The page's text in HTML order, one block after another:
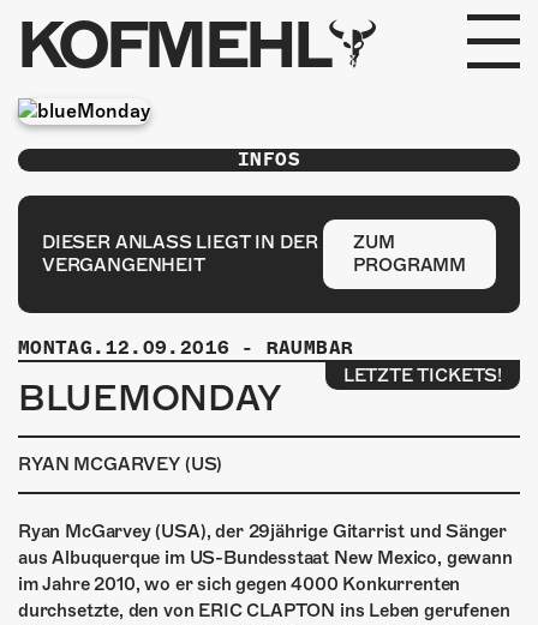
KOFMEHL
PROGRAMM
FABRIKGEFLÜSTER
GALERIE
FOTOGALERIE
PHOTOMAT
INFOS
KONTAKT
ÜBER UNS
GÖNNEREI
INFOS
DIESER ANLASS LIEGT IN DER
VERGANGENHEIT
ZUM
PROGRAMM
MONTAG.12.09.2016 - RAUMBAR
BLUEMONDAY LETZTE TICKETS!
RYAN MCGARVEY (US)
Ryan McGarvey (USA), der 29jährige Gitarrist und Sänger
aus Albuquerque im US-Bundesstaat New Mexico, gewann
im Jahre 2010, wo er sich gegen 4000 Konkurrenten
durchsetzte, den von ERIC CLAPTON ins Leben gerufenen